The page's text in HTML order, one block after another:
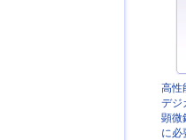
高性
デジ
顕微
に必